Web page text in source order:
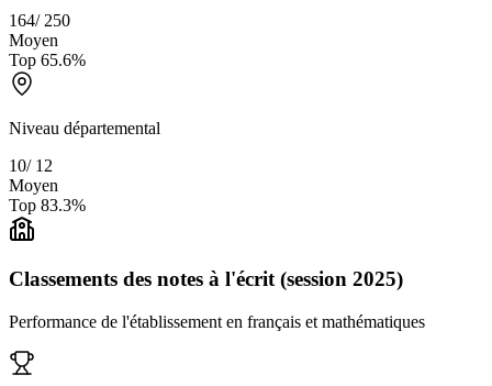
164/ 250
Moyen
Top 65.6%
Niveau départemental
10/ 12
Moyen
Top 83.3%
Classements des notes à l'écrit (session 2025)
Performance de l'établissement en français et mathématiques